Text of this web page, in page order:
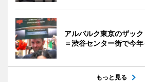
アルバルク東京のザッ
＝渋谷センター街で今年
もっと見る